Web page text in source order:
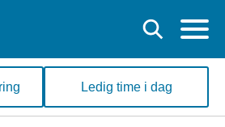
Ledig time i dag